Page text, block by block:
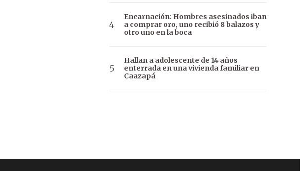
Encarnación: Hombres asesinados iban
a comprar oro, uno recibió 8 balazos y
otro uno en la boca
Hallan a adolescente de 14 años
enterrada en una vivienda familiar en
Caazapá